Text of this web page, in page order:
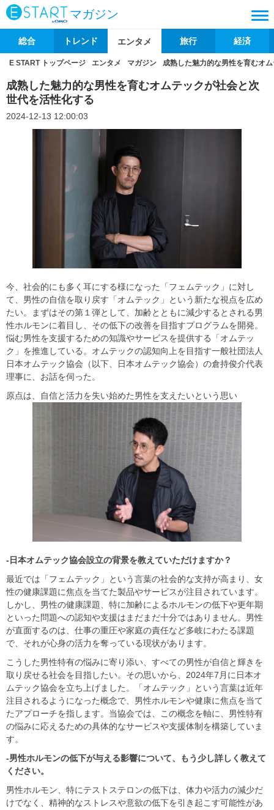
マガジン
総合 トレンド エンタメ 旅行 経済
E START トップページ エンタメ マガジン 成熟した魅力的な男性を育むオ
成熟した魅力的な男性を育むオムテックが社会と次
世代を活性化する
2024-12-13 12:00:03
今、社会的にも多く耳にする様になった「フェムテック」に対し
て、男性の自信を取り戻す「オムテック」という新たな視点を広め
たい。まずはその第１弾として、加齢とともに減少するとされる男
性ホルモンに着目し、その低下の改善を目指すプログラムを開発。
悩む男性を支援するための知識やサービスを提供する「オムテッ
ク」を推進している。オムテックの認知向上を目指す一般社団法人
日本オムテック協会（以下、日本オムテック協会）の倉持俊介代表
理事に、お話を伺った。
原点は、自信と活力を失い始めた男性を支えたいという思い
-日本オムテック協会設立の背景を教えていただけますか？
最近では「フェムテック」という言葉の社会的な支持が高まり、女
性の健康課題に焦点を当てた製品やサービスが注目されています。
しかし、男性の健康課題、特に加齢によるホルモンの低下や更年期
といった問題への認知や支援はまだまだ十分ではありません。男性
が直面するのは、仕事の重圧や家庭の責任など多岐にわたる課題
で、それが心身の活力を奪っている現状があります。
こうした男性特有の悩みに寄り添い、すべての男性が自信と輝きを
取り戻せる社会を目指したい。その思いから、2024年7月に日本オ
ムテック協会を立ち上げました。「オムテック」という言葉は近年
注目されるようになった概念で、男性ホルモンや健康に焦点を当て
たアプローチを指します。当協会では、この概念を軸に、男性特有
の悩みに応えるための具体的なサービスや支援体制を構築していま
す。
-男性ホルモンの低下が与える影響について、もう少し詳しく教えて
ください。
男性ホルモン、特にテストステロンの低下は、体力や活力の減少だ
けでなく、精神的なストレスや意欲の低下を引き起こす可能性があ